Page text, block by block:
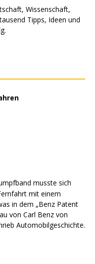
Wissenschaft,
Tipps, Ideen und
musste sich
mit einem
in dem „Benz Patent
von Carl Benz von
Automobilgeschichte.